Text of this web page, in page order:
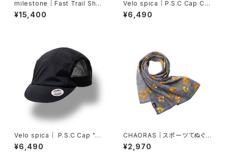
milestone｜Fast Trail Shor
ts（グレーシャーシルバー）
¥15,400
Velo spica｜P.S.C Cap Cyc
ling col.Khaki
¥6,490
Velo spica｜ P.S.C Cap "Cy
cling" col.Black
¥6,490
CHAORAS｜スポーツてぬぐい
（シナノキンバイ）
¥2,970